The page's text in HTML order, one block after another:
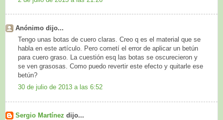
Anónimo dijo...
Tengo unas botas de cuero claras. Creo q es el material que se
habla en este artículo. Pero cometí el error de aplicar un betún
para cuero graso. La cuestión esq las botas se oscurecieron y
se ven grasosas. Como puedo revertir este efecto y quitarle ese
betún?
30 de julio de 2013 a las 6:52
Sergio Martínez dijo...